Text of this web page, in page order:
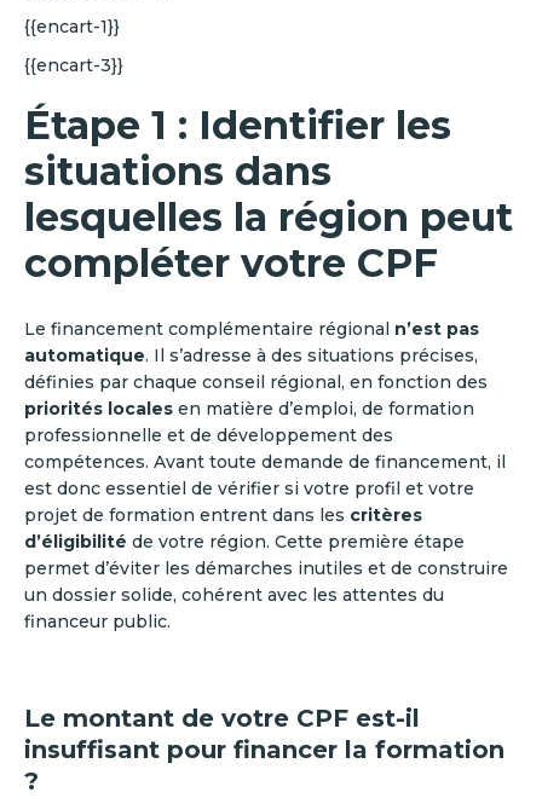
{{encart-1}}
{{encart-3}}
Étape 1 : Identifier les
situations dans
lesquelles la région peut
compléter votre CPF
Le financement complémentaire régional n’est pas
automatique. Il s’adresse à des situations précises,
définies par chaque conseil régional, en fonction des
priorités locales en matière d’emploi, de formation
professionnelle et de développement des
compétences. Avant toute demande de financement, il
est donc essentiel de vérifier si votre profil et votre
projet de formation entrent dans les critères
d’éligibilité de votre région. Cette première étape
permet d’éviter les démarches inutiles et de construire
un dossier solide, cohérent avec les attentes du
financeur public.
Le montant de votre CPF est-il
insuffisant pour financer la formation
?